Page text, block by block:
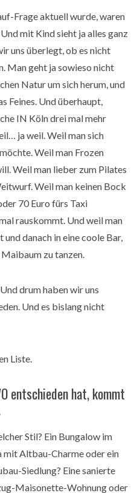
Frage aktuell wurde, waren
mit Kind sieht ja alles ganz
uns überlegt, ob es nicht
Man geht ja sowieso nicht
Natur um sich herum, und
Feines. Und überhaupt,
IN Köln drei mal mehr
ja weil. Weil man sich
Weil man Frozen
Weil man lieber zum Pilates
Weil man keinen Bock
70 Euro fürs Taxi
rauskommt. Und weil man
danach in eine coole Bar,
zu tanzen.
drum haben wir uns
Und es bislang nicht
Liste.
entschieden hat, kommt
Stil? Ein Bungalow im
mit Altbau-Charme oder ein
Siedlung? Eine sanierte
Maisonette-Wohnung oder